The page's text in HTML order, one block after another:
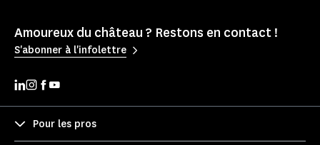
Amoureux du château ? Restons en contact !
S'abonner à l'infolettre
Pour les pros